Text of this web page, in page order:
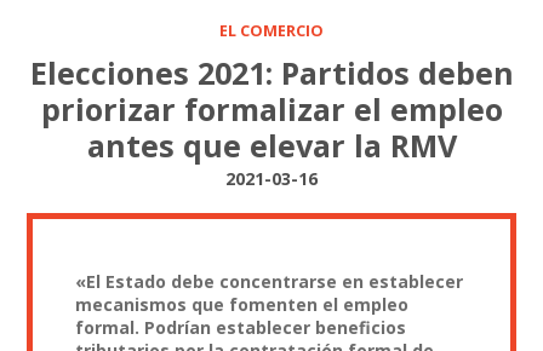
EL COMERCIO
Elecciones 2021: Partidos deben
priorizar formalizar el empleo
antes que elevar la RMV
2021-03-16
«El Estado debe concentrarse en establecer
mecanismos que fomenten el empleo
formal. Podrían establecer beneficios